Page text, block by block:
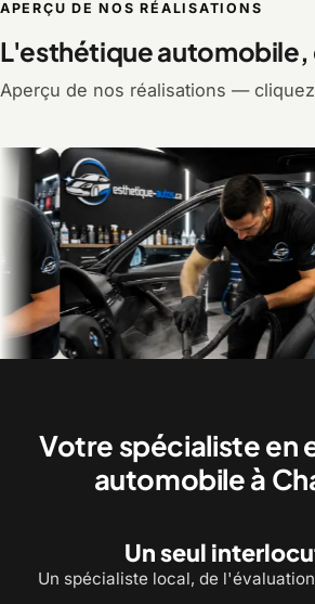
APERÇU DE NOS RÉALISATIONS
L'esthétique automobile,
Aperçu de nos réalisations —
Votre spécialiste en
automobile à
Un seul
Un spécialiste local, de